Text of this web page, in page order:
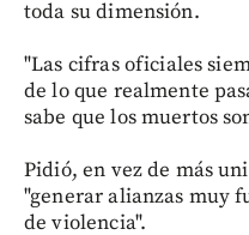
toda su dimensión.
"Las cifras oficiales
de lo que realmente
sabe que los muertos
Pidió, en vez de más
"generar alianzas muy
de violencia".